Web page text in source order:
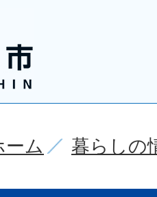
ーム 暮らしの